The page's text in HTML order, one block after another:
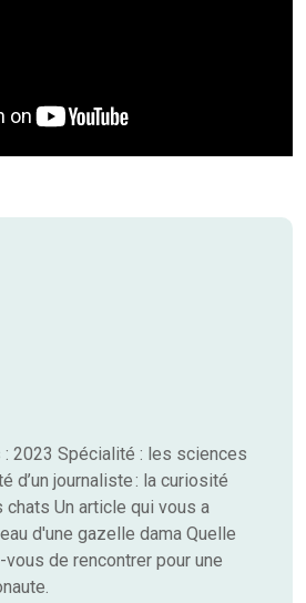
: 2023 Spécialité : les sciences
d’un journaliste : la curiosité
Un article qui vous a
d'une gazelle dama Quelle
de rencontrer pour une